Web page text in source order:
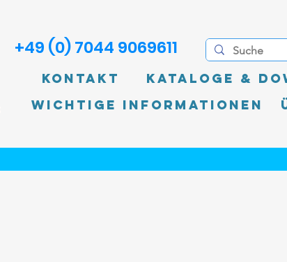
+49 (0) 7044 9069611
Kontakt
Kataloge &
Wichtige Informationen